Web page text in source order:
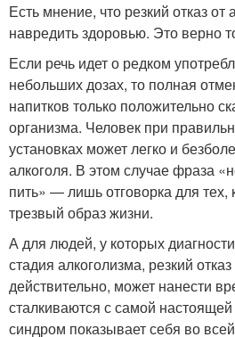
Есть мнение, что резкий отказ от
навредить здоровью. Это верно
Если речь идет о редком
небольших дозах, то полная
напитков только положительно
организма. Человек при
установках может легко и
алкоголя. В этом случае фраза
пить» — лишь отговорка для тех,
трезвый образ жизни.
А для людей, у которых
стадия алкоголизма, резкий
действительно, может нанести
сталкиваются с самой
синдром показывает себя во